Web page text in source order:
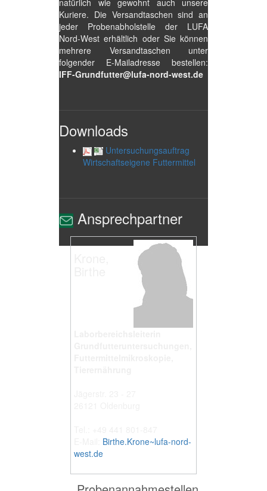
natürlich wie gewohnt auch unsere
Kuriere. Die Versandtaschen sind an
jeder Probenabholstelle der LUFA
Nord-West erhältlich oder Sie können
mehrere Versandtaschen unter
folgender E-Mailadresse bestellen:
IFF-Grundfutter@lufa-nord-west.de
Downloads
Untersuchungsauftrag
Wirtschaftseigene Futtermittel
Ansprechpartner
Birthe.Krone~lufa-nord-
west.de